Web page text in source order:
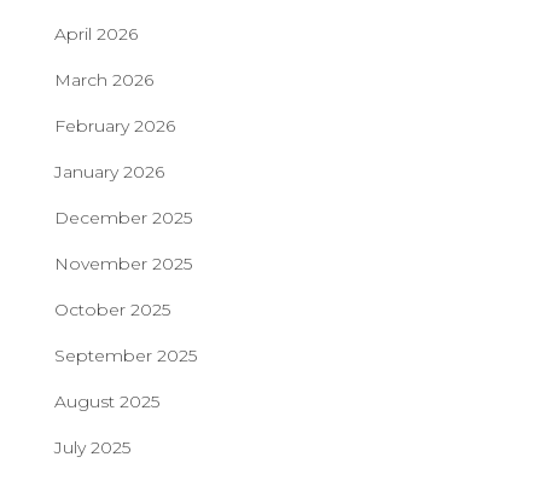
April 2026
March 2026
February 2026
January 2026
December 2025
November 2025
October 2025
September 2025
August 2025
July 2025